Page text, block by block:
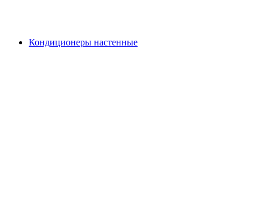
Кондиционеры настенные